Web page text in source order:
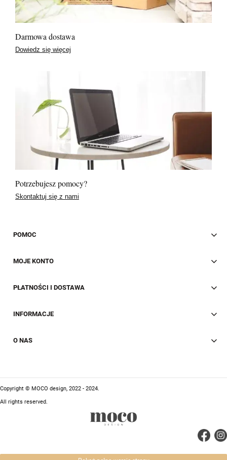
Darmowa dostawa
Dowiedz się więcej
Potrzebujesz pomocy?
Skontaktuj się z nami
POMOC
MOJE KONTO
PŁATNOŚCI I DOSTAWA
INFORMACJE
O NAS
Copyright © MOCO design, 2022 - 2024.
All rights reserved.